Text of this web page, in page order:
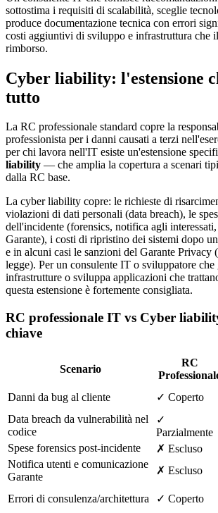
sottostima i requisiti di scalabilità, sceglie
produce documentazione tecnica con errori
costi aggiuntivi di sviluppo e infrastruttura che
rimborso.
Cyber liability: l'estensione
tutto
La RC professionale standard copre la
professionista per i danni causati a terzi
per chi lavora nell'IT esiste un'estensione
liability — che amplia la copertura a scenari
dalla RC base.
La cyber liability copre: le richieste di
violazioni di dati personali (data breach), le
dell'incidente (forensics, notifica agli
Garante), i costi di ripristino dei sistemi dopo
e in alcuni casi le sanzioni del Garante Privacy
legge). Per un consulente IT o sviluppatore che
infrastrutture o sviluppa applicazioni che
questa estensione è fortemente consigliata.
RC professionale IT vs Cyber
chiave
Scenario
RC
Danni da bug al cliente ✓ Coperto
Data breach da vulnerabilità nel
codice
✓
Parzialmente
Spese forensics post-incidente
✗ Escluso
Notifica utenti e comunicazione
Garante
✗ Escluso
Errori di consulenza/architettura ✓ Coperto